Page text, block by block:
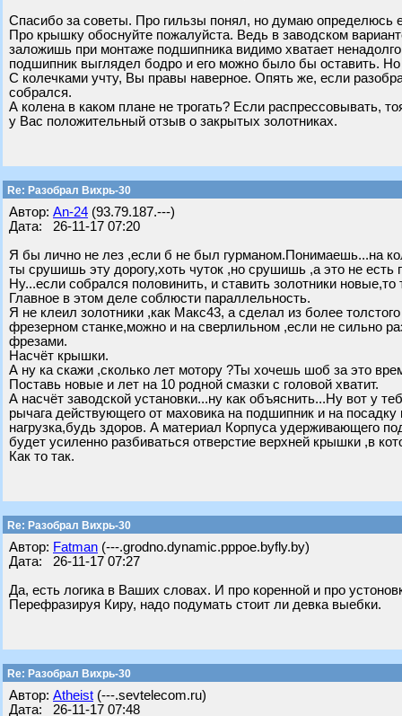
Спасибо за советы. Про гильзы понял, но думаю
Про крышку обоснуйте пожалуйста. Ведь в заводском
заложишь при монтаже подшипника видимо хватает
подшипник выглядел бодро и его можно было бы оставить.
С колечками учту, Вы правы наверное. Опять же, если
собрался.
А колена в каком плане не трогать? Если распрессовывать,
у Вас положительный отзыв о закрытых золотниках.
Re: Разобрал Вихрь-30
Автор: An-24 (93.79.187.---)
Дата: 26-11-17 07:20
Я бы лично не лез ,если б не был гурманом.Понимаешь...на
ты срушишь эту дорогу,хоть чуток ,но срушишь ,а это не есть
Ну...если собрался половинить, и ставить золотники
Главное в этом деле соблюсти параллельность.
Я не клеил золотники ,как Макс43, а сделал из более
фрезерном станке,можно и на сверлильном ,если не сильно
фрезами.
Насчёт крышки.
А ну ка скажи ,сколько лет мотору ?Ты хочешь шоб за это
Поставь новые и лет на 10 родной смазки с головой хватит.
А насчёт заводской установки...ну как объяснить...Ну вот у
рычага действующего от маховика на подшипник и на
нагрузка,будь здоров. А материал Корпуса удерживающего
будет усиленно разбиваться отверстие верхней крышки ,в
Как то так.
Re: Разобрал Вихрь-30
Автор: Fatman (---.grodno.dynamic.pppoe.byfly.by)
Дата: 26-11-17 07:27
Да, есть логика в Ваших словах. И про коренной и про
Перефразируя Киру, надо подумать стоит ли девка выебки.
Re: Разобрал Вихрь-30
Автор: Atheist (---.sevtelecom.ru)
Дата: 26-11-17 07:48